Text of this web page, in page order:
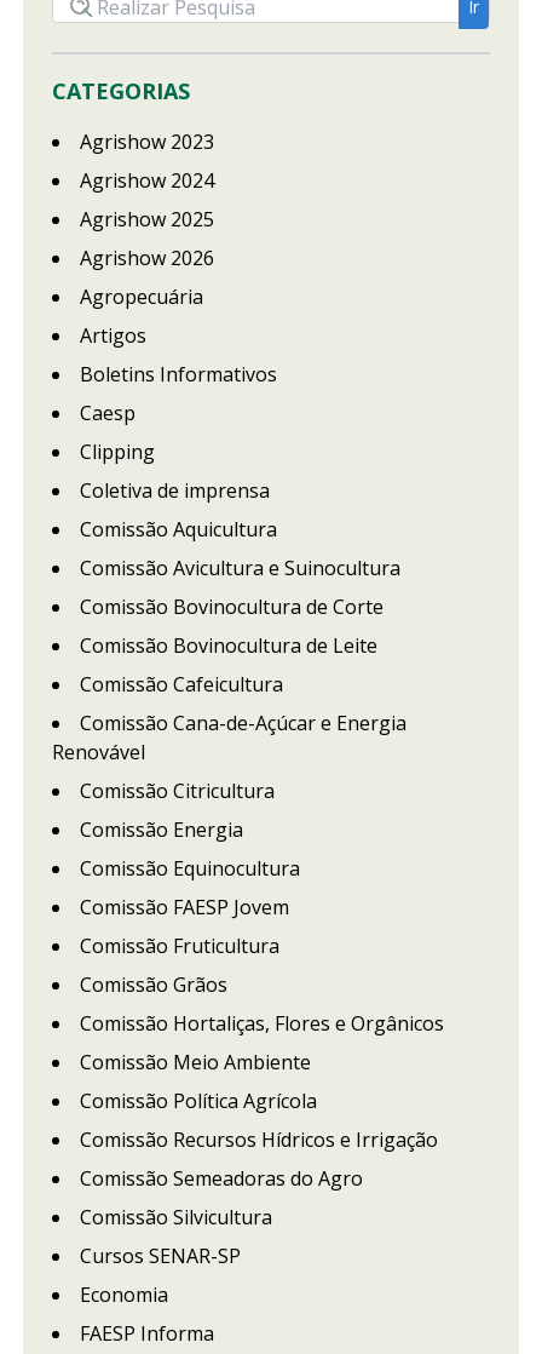
CATEGORIAS
Agrishow 2023
Agrishow 2024
Agrishow 2025
Agrishow 2026
Agropecuária
Artigos
Boletins Informativos
Caesp
Clipping
Coletiva de imprensa
Comissão Aquicultura
Comissão Avicultura e Suinocultura
Comissão Bovinocultura de Corte
Comissão Bovinocultura de Leite
Comissão Cafeicultura
Comissão Cana-de-Açúcar e Energia
Renovável
Comissão Citricultura
Comissão Energia
Comissão Equinocultura
Comissão FAESP Jovem
Comissão Fruticultura
Comissão Grãos
Comissão Hortaliças, Flores e Orgânicos
Comissão Meio Ambiente
Comissão Política Agrícola
Comissão Recursos Hídricos e Irrigação
Comissão Semeadoras do Agro
Comissão Silvicultura
Cursos SENAR-SP
Economia
FAESP Informa